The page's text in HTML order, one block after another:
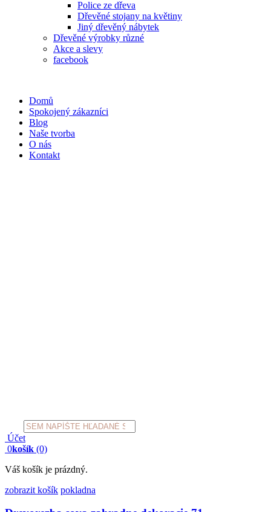
Police ze dřeva
Dřevěné stojany na květiny
Jiný dřevěný nábytek
Dřevěné výrobky různé
Akce a slevy
facebook
Domů
Spokojený zákazníci
Blog
Naše tvorba
O nás
Kontakt
Products
search
Účet
0košík (0)
Váš košík je prázdný.
zobrazit košík pokladna